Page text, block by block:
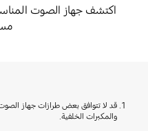
اكتشف جهاز الصوت
والمكبرات الخلفية.